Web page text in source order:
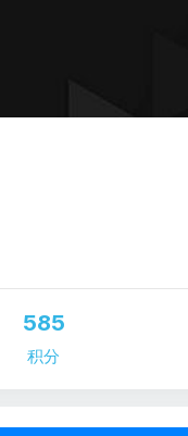
585
积分